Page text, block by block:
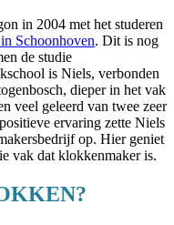
in 2004 met het studeren
Schoonhoven. Dit is nog
de studie
is Niels, verbonden
dieper in het vak
veel geleerd van twee zeer
ervaring zette Niels
op. Hier geniet
vak dat klokkenmaker is.